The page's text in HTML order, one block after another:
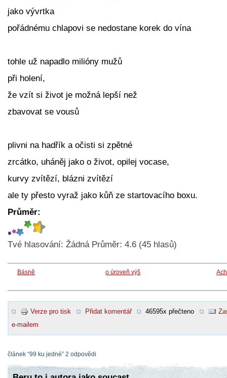
jako vývrtka
pořádnému chlapovi se nedostane korek do vína
tohle už napadlo milióny mužů
při holení,
že vzít si život je možná lepší než
zbavovat se vousů
plivni na hadřík a očisti si zpětné
zrcátko, uháněj jako o život, opilej vocase,
kurvy zvítězí, blázni zvítězí
ale ty přesto vyraž jako kůň ze startovacího boxu.
Průměr:
Tvé hlasování: Žádná Průměr: 4.6 (45 hlasů)
Básně o úroveň výš
Verze pro tisk Přidat komentář 46595x přečteno
e-mailem
článek “99 ku jedné” 2 odpovědi